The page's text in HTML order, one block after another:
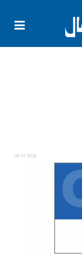
08.07.2026